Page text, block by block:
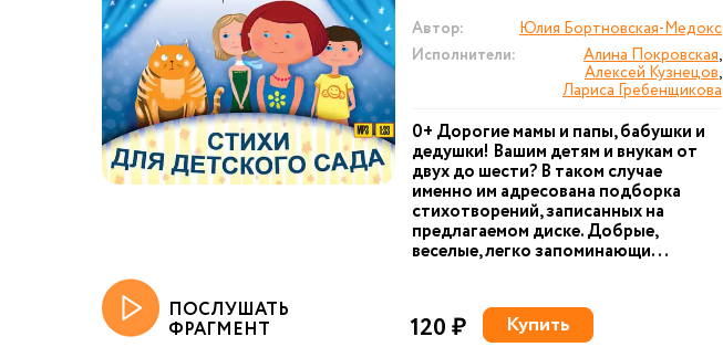
Автор:
Юлия Бортновская-Медокс
Исполнители:
Алина Покровская,
Алексей Кузнецов,
Лариса Гребенщикова
0+ Дорогие мамы и папы, бабушки и
дедушки! Вашим детям и внукам от
двух до шести? В таком случае
именно им адресована подборка
стихотворений, записанных на
предлагаемом диске. Добрые,
веселые, легко запоминающи...
ПОСЛУШАТЬ
ФРАГМЕНТ 120 ₽ Купить